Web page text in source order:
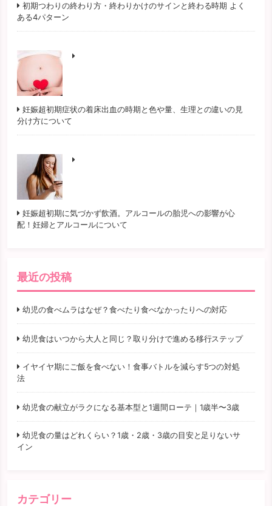
初期つわりの終わり方・終わりかけのサインと終わる時期 よく
ある4パターン
妊娠超初期症状の着床出血の時期と色や量、生理との違いの見
分け方について
妊娠超初期に気づかず飲酒。アルコールの胎児への影響が心
配！妊婦とアルコールについて
最近の投稿
幼児の食べムラはなぜ？食べたり食べなかったりへの対応
幼児食はいつから大人と同じ？取り分けで進める移行ステップ
イヤイヤ期にご飯を食べない！食事バトルを減らす5つの対処
法
幼児食の献立がラクになる基本型と1週間ローテ｜1歳半〜3歳
幼児食の量はどれくらい？1歳・2歳・3歳の目安と足りないサ
イン
カテゴリー